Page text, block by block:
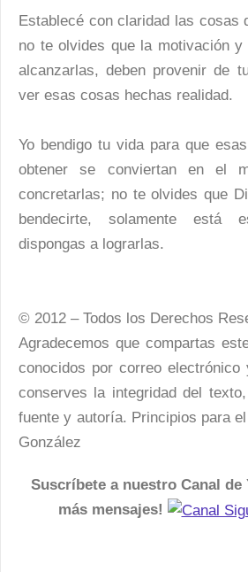
Establecé con claridad las cosas
no te olvides que la motivación
alcanzarlas, deben provenir de
ver esas cosas hechas realidad.
Yo bendigo tu vida para que
obtener se conviertan en el
concretarlas; no te olvides que
bendecirte, solamente está
dispongas a lograrlas.
© 2012 – Todos los Derechos
Agradecemos que compartas
conocidos por correo
conserves la integridad del
fuente y autoría. Principios para
González
Suscríbete a nuestro Canal de
más mensajes!